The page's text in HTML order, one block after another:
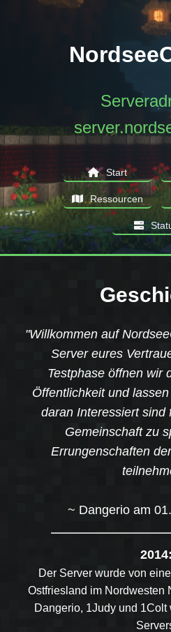
Start
Ressourcen
"Willkommen auf
Server eures
Testphase öffnen wir
Öffentlichkeit und
daran Interessiert sind
Gemeinschaft zu
Errungenschaften
~ Dangerio am
2014:
Der Server wurde von
Ostfriesland im Nordwesten
Dangerio, 1Judy und